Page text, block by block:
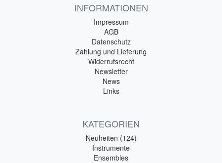
INFORMATIONEN
Impressum
AGB
Datenschutz
Zahlung und Lieferung
Widerrufsrecht
Newsletter
News
Links
KATEGORIEN
Neuheiten (124)
Instrumente
Ensembles